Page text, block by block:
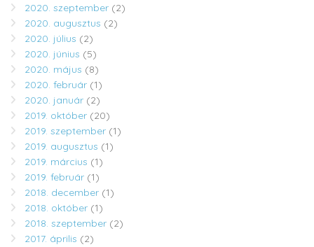
2020. szeptember (2)
2020. augusztus (2)
2020. július (2)
2020. június (5)
2020. május (8)
2020. február (1)
2020. január (2)
2019. október (20)
2019. szeptember (1)
2019. augusztus (1)
2019. március (1)
2019. február (1)
2018. december (1)
2018. október (1)
2018. szeptember (2)
2017. április (2)